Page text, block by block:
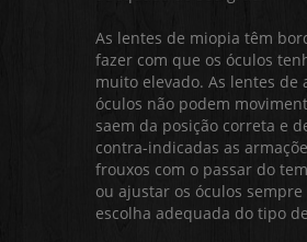
As lentes de miopia têm
fazer com que os óculos
muito elevado. As lentes
óculos não podem
saem da posição correta e
contra-indicadas as
frouxos com o passar do
ou ajustar os óculos
escolha adequada do tipo